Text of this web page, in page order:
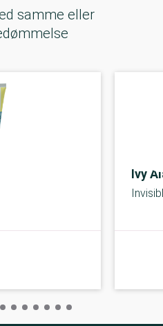
samme eller
Ivy